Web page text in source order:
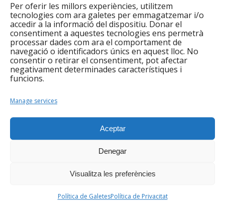
Per oferir les millors experiències, utilitzem
tecnologies com ara galetes per emmagatzemar i/o
accedir a la informació del dispositiu. Donar el
consentiment a aquestes tecnologies ens permetrà
processar dades com ara el comportament de
navegació o identificadors únics en aquest lloc. No
consentir o retirar el consentiment, pot afectar
negativament determinades característiques i
funcions.
Manage services
Aceptar
Denegar
Visualitza les preferències
Política de GaletesPolítica de Privacitat